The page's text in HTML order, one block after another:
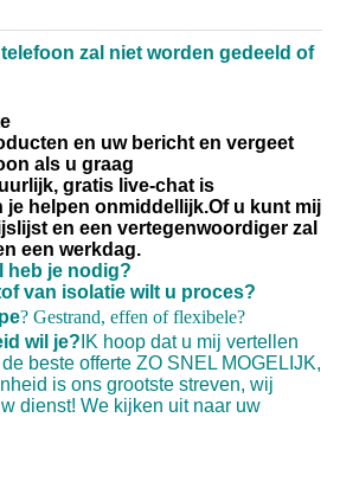
zal niet worden gedeeld of
en uw bericht en vergeet
als u graag
gratis live-chat is
je helpen onmiddellijk.Of u kunt mij
en een vertegenwoordiger zal
een werkdag.
heb je nodig?
van isolatie wilt u proces?
? Gestrand, effen of flexibele?
wil je? IK hoop dat u mij vertellen
beste offerte ZO SNEL MOGELIJK,
is ons grootste streven, wij
dienst! We kijken uit naar uw